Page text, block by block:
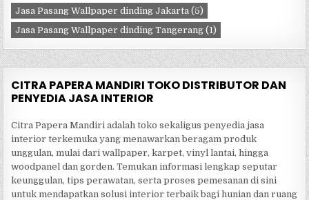
Jasa Pasang Wallpaper dinding Jakarta (5)
Jasa Pasang Wallpaper dinding Tangerang (1)
CITRA PAPERA MANDIRI TOKO DISTRIBUTOR DAN
PENYEDIA JASA INTERIOR
Citra Papera Mandiri adalah toko sekaligus penyedia jasa
interior terkemuka yang menawarkan beragam produk
unggulan, mulai dari wallpaper, karpet, vinyl lantai, hingga
woodpanel dan gorden. Temukan informasi lengkap seputar
keunggulan, tips perawatan, serta proses pemesanan di sini
untuk mendapatkan solusi interior terbaik bagi hunian dan ruang